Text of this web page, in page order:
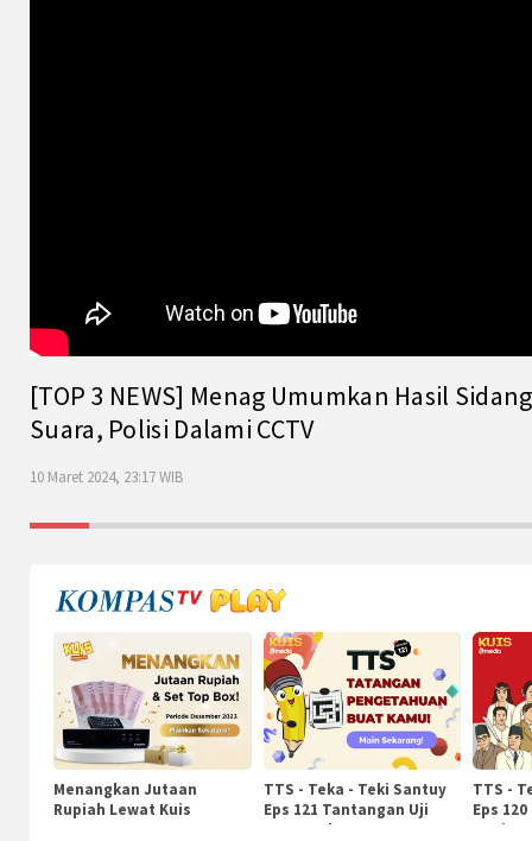
[TOP 3 NEWS] Menag Umumkan Hasil
Suara, Polisi Dalami CCTV
10 Maret 2024, 23:17 WIB
Menangkan Jutaan
Rupiah Lewat Kuis
TTS - Teka - Teki Santuy
Eps 121 Tantangan Uji
Pengetahuan
TTS -
Eps